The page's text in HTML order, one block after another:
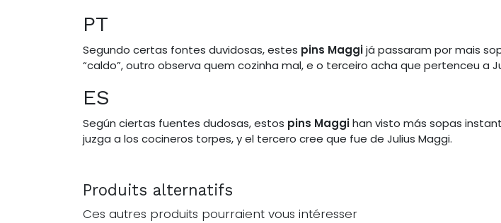
PT
Segundo certas fontes duvidosas, estes pins Maggijá passaram por mais
“caldo”, outro observa quem cozinha mal, e o terceiro acha que pertenceu a
ES
Según ciertas fuentes dudosas, estos pins Maggihan visto más sopas
juzga a los cocineros torpes, y el tercero cree que fue de Julius Maggi.
Produits alternatifs
Ces autres produits pourraient vous intéresser